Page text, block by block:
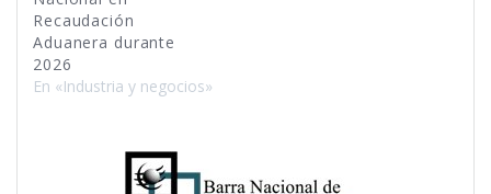
Recaudación
Aduanera durante
2026
En «Industria y negocios»